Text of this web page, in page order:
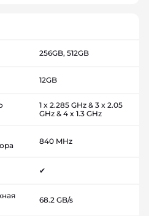
256GB, 512GB
12GB
1 x 2.285 GHz & 3 x 2.05
GHz & 4 x 1.3 GHz
840 MHz
✔
68.2 GB/s